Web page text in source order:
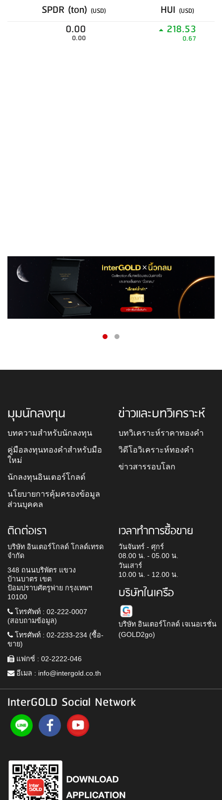
SPDR (ton) (USD) HUI (USD)
0.00
0.00
218.53
0.67
มุมนักลงทุน
บทความสำหรับนักลงทุน
คู่มือลงทุนทองคำสำหรับมือ
ใหม่
นักลงทุนอินเตอร์โกลด์
นโยบายการคุ้มครองข้อมูล
ส่วนบุคคล
ข่าวและบทวิเคราะห์
บทวิเคราะห์ราคาทองคำ
วิดีโอวิเคราะห์ทองคำ
ข่าวสารรอบโลก
ติดต่อเรา
บริษัท อินเตอร์โกลด์ โกลด์เทรด
จำกัด
348 ถนนบริพัตร แขวง
บ้านบาตร เขต
ป้อมปราบศัตรูพ่าย กรุงเทพฯ
10100
โทรศัพท์ : 02-222-0007
(สอบถามข้อมูล)
โทรศัพท์ : 02-2233-234 (ซื้อ-
ขาย)
แฟกซ์ : 02-2222-046
อีเมล : info@intergold.co.th
เวลาทำการซื้อขาย
วันจันทร์ - ศุกร์
08.00 น. - 05.00 น.
วันเสาร์
10.00 น. - 12.00 น.
บริษัทในเครือ
บริษัท อินเตอร์โกลด์ เจเนอเรชั่น
(GOLD2go)
InterGOLD Social Network